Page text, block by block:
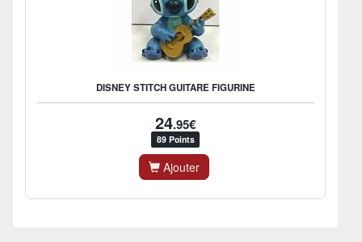
DISNEY STITCH GUITARE FIGURINE
24.95€
89 Points
Ajouter